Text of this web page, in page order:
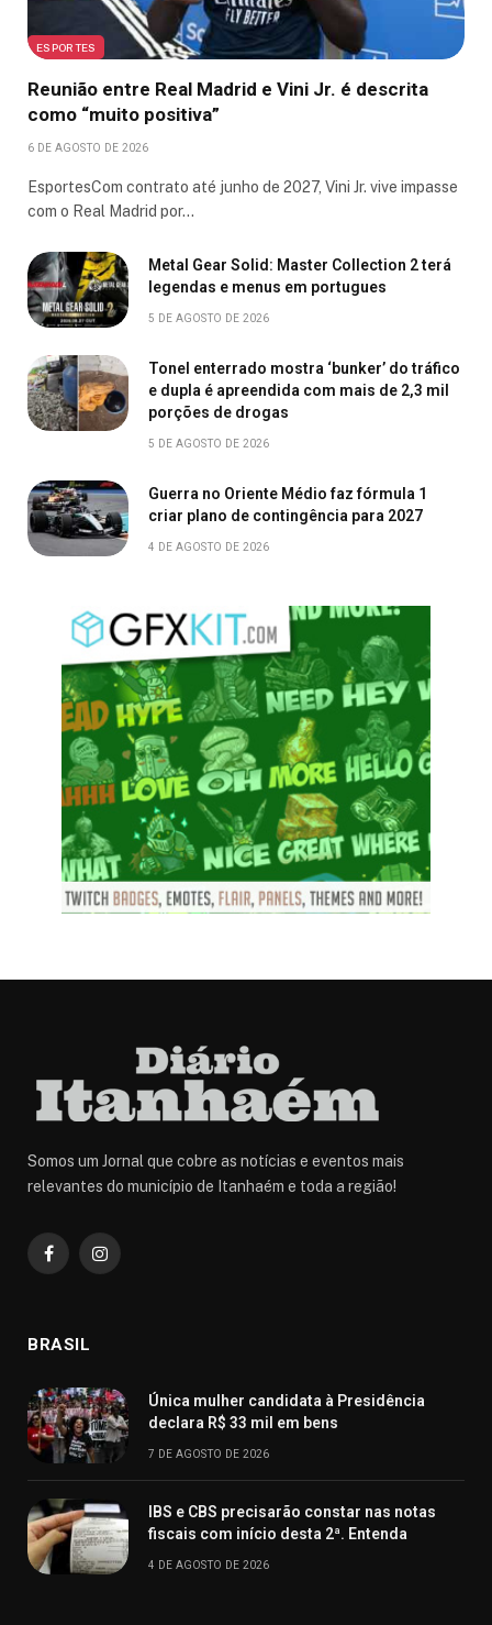
ESPORTES
Reunião entre Real Madrid e Vini Jr. é descrita
como “muito positiva”
6 DE AGOSTO DE 2026
EsportesCom contrato até junho de 2027, Vini Jr. vive impasse
com o Real Madrid por…
Metal Gear Solid: Master Collection 2 terá
legendas e menus em portugues
5 DE AGOSTO DE 2026
Tonel enterrado mostra ‘bunker’ do tráfico
e dupla é apreendida com mais de 2,3 mil
porções de drogas
5 DE AGOSTO DE 2026
Guerra no Oriente Médio faz fórmula 1
criar plano de contingência para 2027
4 DE AGOSTO DE 2026
Somos um Jornal que cobre as notícias e eventos mais
relevantes do município de Itanhaém e toda a região!
FacebookInstagram
BRASIL
Única mulher candidata à Presidência
declara R$ 33 mil em bens
7 DE AGOSTO DE 2026
IBS e CBS precisarão constar nas notas
fiscais com início desta 2ª. Entenda
4 DE AGOSTO DE 2026